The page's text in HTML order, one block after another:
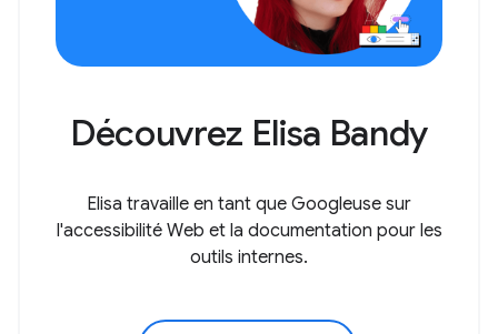
Découvrez Elisa Bandy
Elisa travaille en tant que Googleuse sur
l'accessibilité Web et la documentation pour les
outils internes.